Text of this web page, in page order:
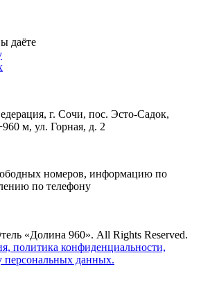
даёте
г. Сочи, пос. Эсто-Садок,
м, ул. Горная, д. 2
номеров, информацию по
по телефону
«Долина 960». All Rights Reserved.
политика конфиденциальности,
персональных данных.